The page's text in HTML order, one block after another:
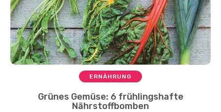
ERNÄHRUNG
Grünes Gemüse: 6 frühlingshafte
Nährstoffbomben